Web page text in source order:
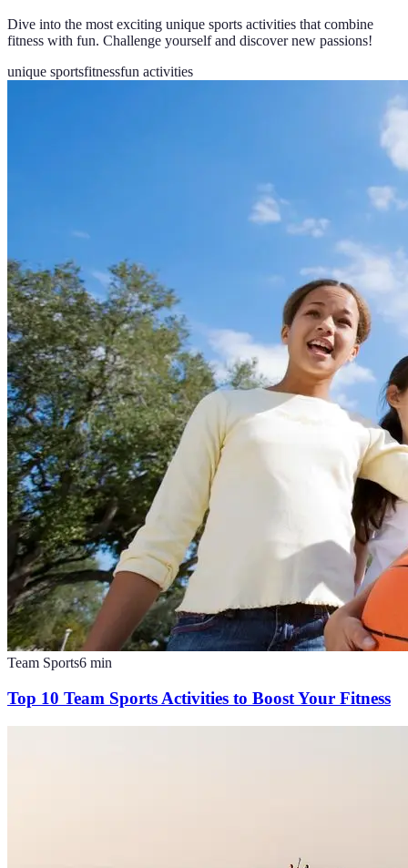
Dive into the most exciting unique sports activities that combine
fitness with fun. Challenge yourself and discover new passions!
unique sportsfitnessfun activities
Team Sports6 min
Top 10 Team Sports Activities to Boost Your Fitness